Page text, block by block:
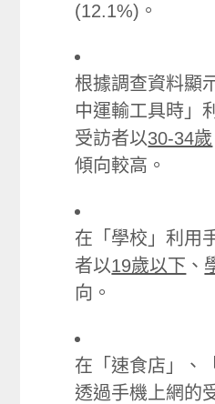
(12.1%)。
根據調查資料顯
中運輸工具時」
受訪者以30-34歲
傾向較高。
在「學校」利用
者以19歲以下 、
向。
在「速食店」、
透過手機上網的